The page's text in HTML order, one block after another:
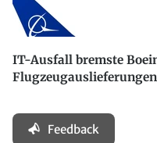
IT-Ausfall bremste
Flugzeugauslieferungen
Feedback